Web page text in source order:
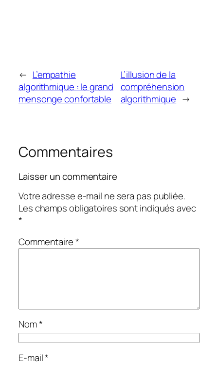
← L’empathie
algorithmique : le grand
mensonge confortable
L’illusion de la
compréhension
algorithmique →
Commentaires
Laisser un commentaire
Votre adresse e-mail ne sera pas publiée.
Les champs obligatoires sont indiqués avec
*
Commentaire*
Nom*
E-mail*